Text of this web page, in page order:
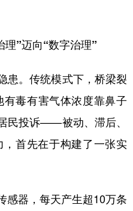
”迈向“数字治理”
。传统模式下，桥梁裂
毒有害气体浓度靠鼻子
民投诉——被动、滞后、
首先在于构建了一张实
器，每天产生超10万条